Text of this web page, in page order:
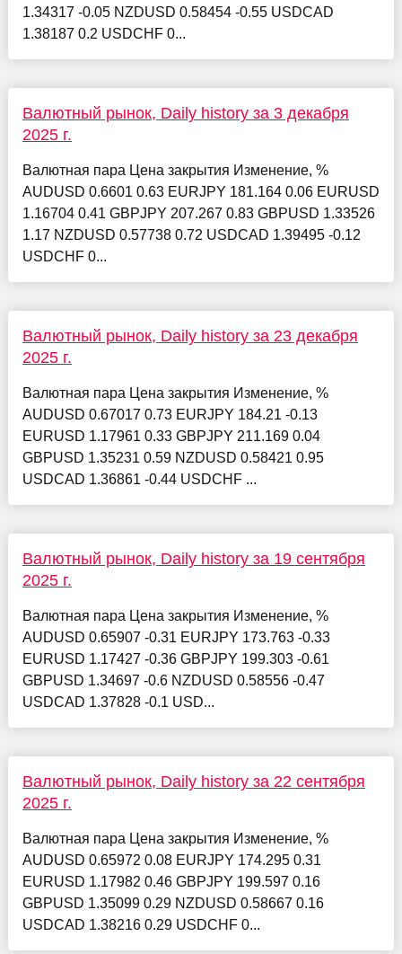
1.34317 -0.05 NZDUSD 0.58454 -0.55 USDCAD
1.38187 0.2 USDCHF 0...
Валютный рынок, Daily history за 3 декабря
2025 г.
Валютная пара Цена закрытия Изменение, %
AUDUSD 0.6601 0.63 EURJPY 181.164 0.06 EURUSD
1.16704 0.41 GBPJPY 207.267 0.83 GBPUSD 1.33526
1.17 NZDUSD 0.57738 0.72 USDCAD 1.39495 -0.12
USDCHF 0...
Валютный рынок, Daily history за 23 декабря
2025 г.
Валютная пара Цена закрытия Изменение, %
AUDUSD 0.67017 0.73 EURJPY 184.21 -0.13
EURUSD 1.17961 0.33 GBPJPY 211.169 0.04
GBPUSD 1.35231 0.59 NZDUSD 0.58421 0.95
USDCAD 1.36861 -0.44 USDCHF ...
Валютный рынок, Daily history за 19 сентября
2025 г.
Валютная пара Цена закрытия Изменение, %
AUDUSD 0.65907 -0.31 EURJPY 173.763 -0.33
EURUSD 1.17427 -0.36 GBPJPY 199.303 -0.61
GBPUSD 1.34697 -0.6 NZDUSD 0.58556 -0.47
USDCAD 1.37828 -0.1 USD...
Валютный рынок, Daily history за 22 сентября
2025 г.
Валютная пара Цена закрытия Изменение, %
AUDUSD 0.65972 0.08 EURJPY 174.295 0.31
EURUSD 1.17982 0.46 GBPJPY 199.597 0.16
GBPUSD 1.35099 0.29 NZDUSD 0.58667 0.16
USDCAD 1.38216 0.29 USDCHF 0...